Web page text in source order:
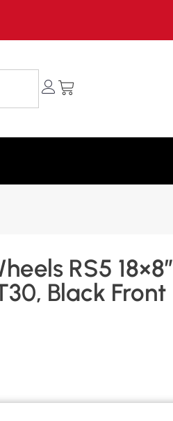
RS5 18×8″
Black Front